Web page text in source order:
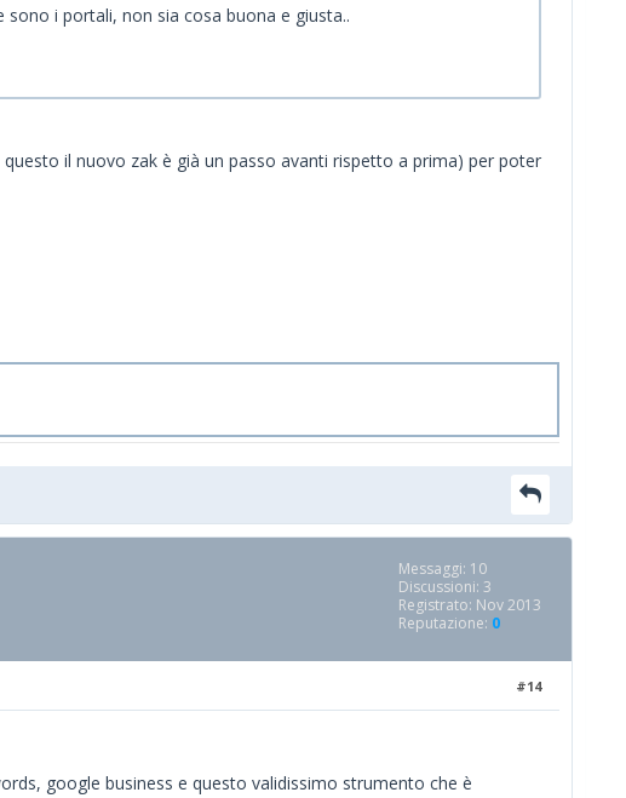
i portali, non sia cosa buona e giusta..
il nuovo zak è già un passo avanti rispetto a prima) per poter
Messaggi: 10
Discussioni: 3
Registrato: Nov 2013
Reputazione: 0
#14
google business e questo validissimo strumento che è